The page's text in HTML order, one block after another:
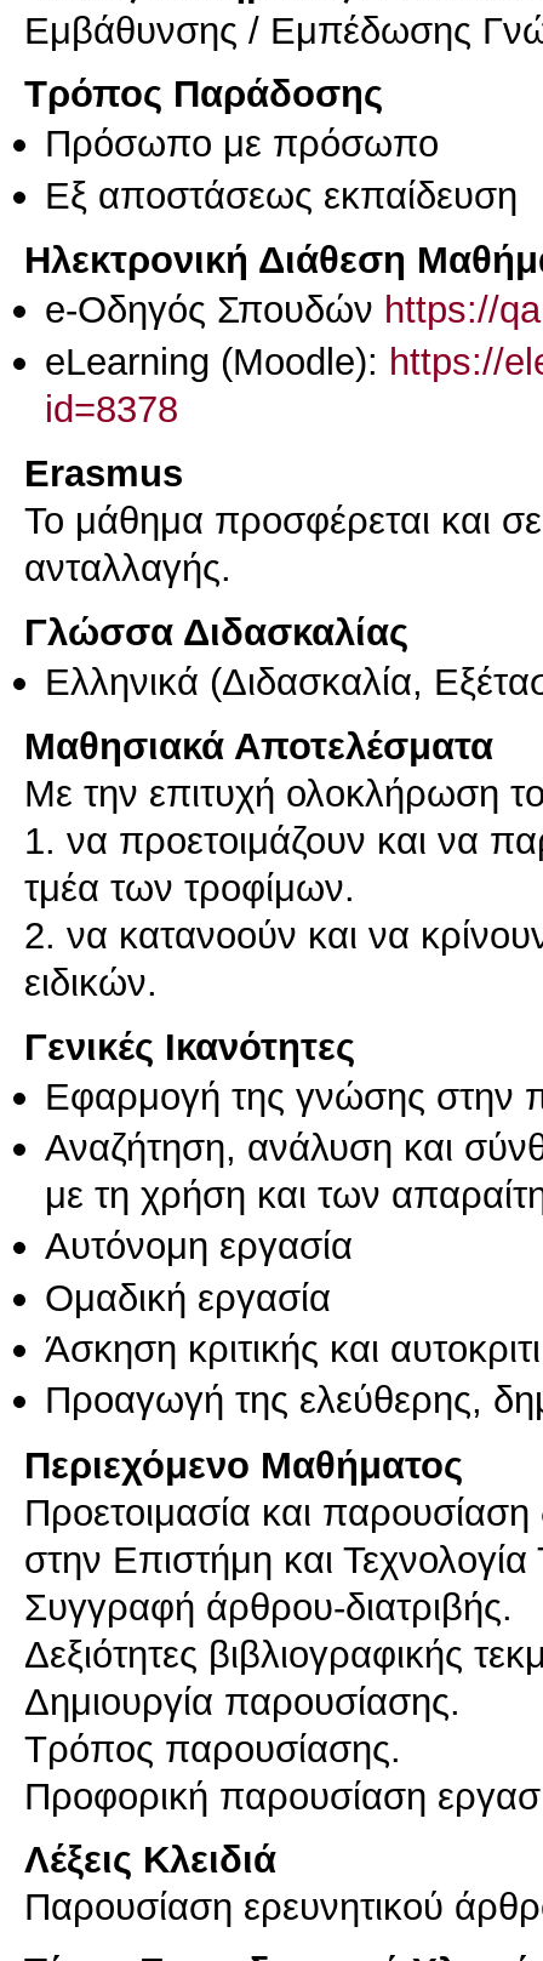
Εμβάθυνσης / Εμπέδωσης
Τρόπος Παράδοσης
Πρόσωπο με πρόσωπο
Eξ απoστάσεως εκπαίδευση
Ηλεκτρονική Διάθεση
e-Οδηγός Σπουδών https://
eLearning (Moodle): https://
id=8378
Erasmus
Το μάθημα προσφέρεται και
ανταλλαγής.
Γλώσσα Διδασκαλίας
Ελληνικά (Διδασκαλία,
Μαθησιακά Αποτελέσματα
Με την επιτυχή ολοκλήρωση
1. να προετοιμάζουν και να
τμέα των τροφίμων.
2. να κατανοούν και να
Γενικές Ικανότητες
Εφαρμογή της γνώσης στην
Αναζήτηση, ανάλυση και
με τη χρήση και των
Αυτόνομη εργασία
Ομαδική εργασία
Άσκηση κριτικής και
Προαγωγή της ελεύθερης,
Περιεχόμενο Μαθήματος
Προετοιμασία και
στην Επιστήμη και
Συγγραφή άρθρου-διατριβής.
Δεξιότητες βιβλιογραφικής
Δημιουργία παρουσίασης.
Τρόπος παρουσίασης.
Προφορική παρουσίαση
Λέξεις Κλειδιά
Παρουσίαση ερευνητικού